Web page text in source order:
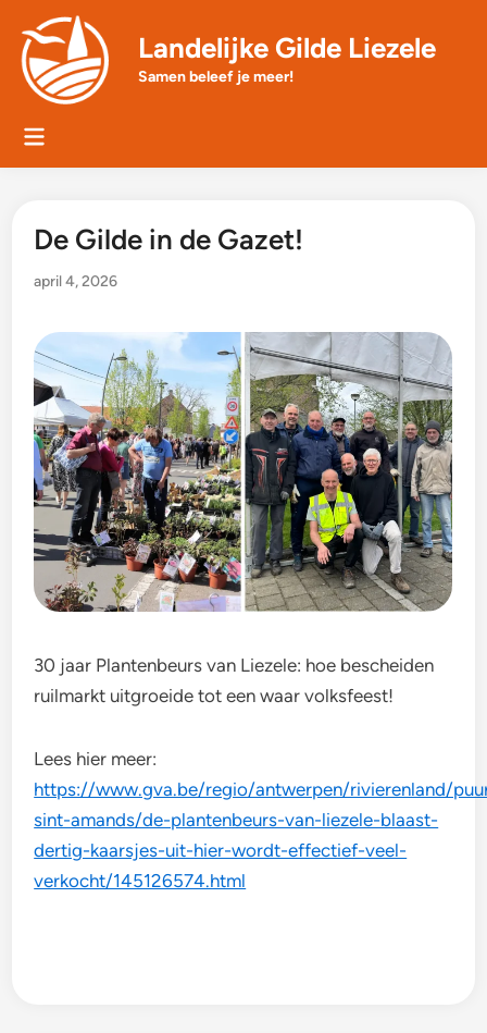
content
Landelijke Gilde Liezele
Samen beleef je meer!
Main
De Gilde in de Gazet!
april 4, 2026
30 jaar Plantenbeurs van Liezele: hoe bescheiden
ruilmarkt uitgroeide tot een waar volksfeest!
Lees hier meer:
https://www.gva.be/regio/antwerpen/rivierenland/
sint-amands/de-plantenbeurs-van-liezele-blaast-
dertig-kaarsjes-uit-hier-wordt-effectief-veel-
verkocht/145126574.html